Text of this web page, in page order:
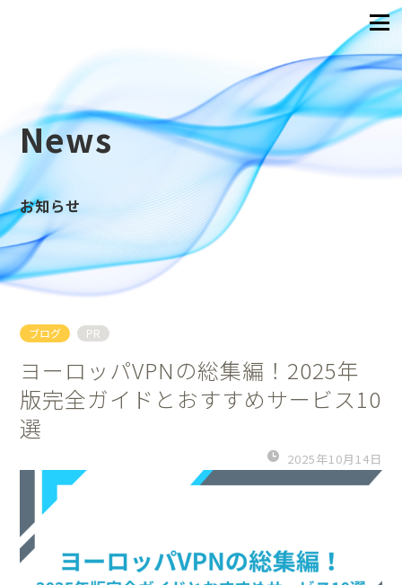
News
お知らせ
ブログ PR
ヨーロッパVPNの総集編！2025年
版完全ガイドとおすすめサービス10
選
2025年10月14日